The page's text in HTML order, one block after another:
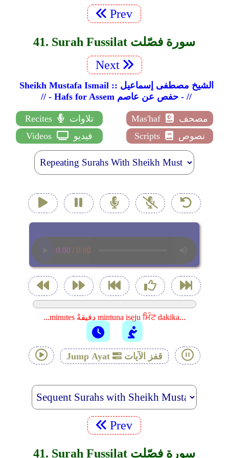
Prev
41. Surah Fussilat سورة فصّلت
Next
Sheikh Mustafa Ismail :: الشيخ مصطفى إسماعيل
// - Hafs for Assem حفص عن عاصم - //
Recites تلاوات Mas'haf
مصحف
Videos
فيديو Scripts نصوص
...minutes دقيقةً mintuna isẹju ਮਿੰਟ dakika...
Jump Ayat قفز الآيات
Prev
41. Surah Fussilat سورة فصّلت